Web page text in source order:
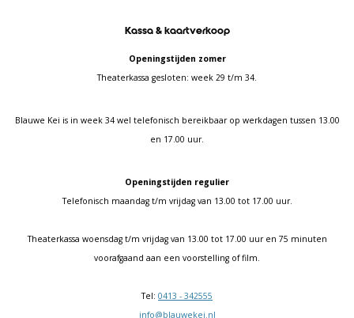
Kassa & kaartverkoop
Openingstijden zomer
Theaterkassa gesloten: week 29 t/m 34.
Blauwe Kei is in week 34 wel telefonisch bereikbaar op werkdagen tussen 13.00
en 17.00 uur.
Openingstijden regulier
Telefonisch maandag t/m vrijdag van 13.00 tot 17.00 uur.
Theaterkassa woensdag t/m vrijdag van 13.00 tot 17.00 uur en 75 minuten
voorafgaand aan een voorstelling of film.
Tel: 0413 - 342555
info@blauwekei.nl